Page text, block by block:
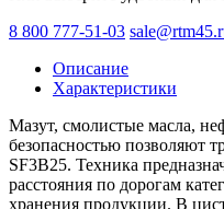
8 800 777-51-03
Описание
Характеристики
Мазут, смолистые масла,
безопасностью позволяют
SF3B25. Техника
расстояния по дорогам
хранения продукции. В